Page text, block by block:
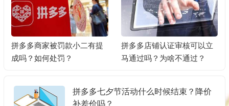
拼多多商家被罚款小二有提
成吗？如何处罚？
拼多多店铺认证审核可以立
马通过吗？为啥不通过？
拼多多七夕节活动什么时候结束？降价
补差价吗？